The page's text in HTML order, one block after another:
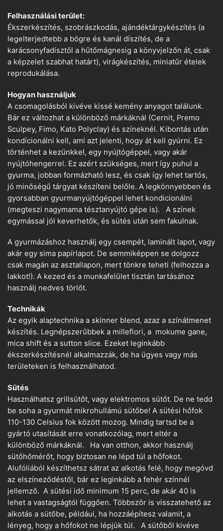
Felhasználási terület:
Ékszerkészítés, szobrászkodás, ajándéktárgykészítés (a
legelterjedtebb a bögre és kanál díszítés, de a
karácsonyfadísztől a hűtőmágnesig a könyvjelzőn át, csak
a képzelet szabhat határt), virágkészítés, miniatűr ételek
reprodukálása.
Hogyan használjuk
A csomagolásból kivéve kissé kemény anyagot találunk.
Bár ez változhat a különböző márkáknál (Cernit, Premo
Sculpey, Fimo, Kato Polyclay) és színeknél. Kibontás után
kondícionálni kell, ami azt jelenti, hogy át kell gyúrni. Ez
történhet a kezünkkel, egy nyújtógéppel, vagy akár
nyújtóhengerrel. Ez azért szükséges, mert így puhul a
gyurma, jobban formázható lesz, és csak így lehet tartós,
jó minőségű tárgyat készíteni belőle. A legkönnyebben és
gyorsabban gyurmanyújtógéppel lehet kondicionálni
(megteszi nagymama tésztanyújtó gépe is). A színek
egymással jól keverhetők, és sütés után sem fakulnak.
A gyurmázáshoz használj egy csempét, laminált lapot, vagy
akár egy sima papírlapot. De semmiképpen se dolgozz
csak magán az asztallapon, mert tönkre teheti (felhozza a
lakkot!). A kezed és a munkafelület tisztán tartásához
használj nedves törlőt.
Technikák
Az egyik alaptechnika a skinner blend, azaz a színátmenet
készítés. Legnépszerűbbek a millefiori, a mokume gane,
mica shift és a sutton slice. Ezeket leginkább
ékszerkészítésnél alkalmazzák, de ha ügyes vagy más
területeken is felhasználhatod.
Sütés
Használhatsz grillsütőt, vagy elektromos sütőt. De ne tedd
be soha a gyurmát mikrohullámú sütőbe! A sütési hőfok
110-130 Celsius fok között mozog. Mindig tartsd be a
gyártó utasítását erre vonatkozólag, mert eltér a
különböző márkáknál. Ha van otthon, akkor használj
sütőhőmérőt, hogy biztosan ne lépd túl a hőfokot.
Alufóliából készíthetsz sátrat az alkotás felé, hogy megóvd
az elszíneződéstől, bár ez leginkább a fehér színnél
jellemző. A sütési idő minimum 15 perc, de akár 40 is
lehet a vastagságtól függően. Többször is visszatehető az
alkotás a sütőbe, például, ha hozzáépítesz valamit, a
lényeg, hogy a hőfokot ne lépjük túl. A sütőből kivéve